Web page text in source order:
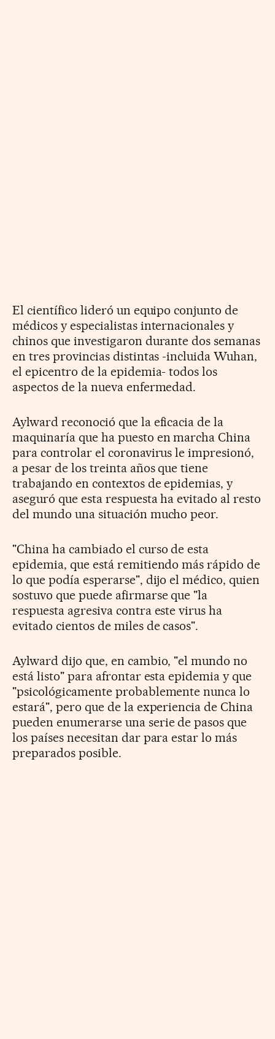
El científico lideró un equipo conjunto de
médicos y especialistas internacionales y
chinos que investigaron durante dos semanas
en tres provincias distintas -incluida Wuhan,
el epicentro de la epidemia- todos los
aspectos de la nueva enfermedad.
Aylward reconoció que la eficacia de la
maquinaría que ha puesto en marcha China
para controlar el coronavirus le impresionó,
a pesar de los treinta años que tiene
trabajando en contextos de epidemias, y
aseguró que esta respuesta ha evitado al resto
del mundo una situación mucho peor.
"China ha cambiado el curso de esta
epidemia, que está remitiendo más rápido de
lo que podía esperarse", dijo el médico, quien
sostuvo que puede afirmarse que "la
respuesta agresiva contra este virus ha
evitado cientos de miles de casos".
Aylward dijo que, en cambio, "el mundo no
está listo" para afrontar esta epidemia y que
"psicológicamente probablemente nunca lo
estará", pero que de la experiencia de China
pueden enumerarse una serie de pasos que
los países necesitan dar para estar lo más
preparados posible.